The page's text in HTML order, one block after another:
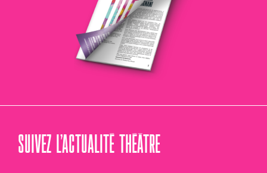
SUIVEZ L’ACTUALITÉ THÉÂTRE